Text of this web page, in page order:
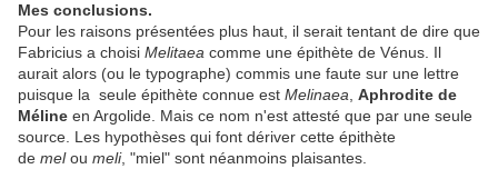
Mes conclusions.
Pour les raisons présentées plus haut, il serait tentant de dire que
Fabricius a choisi Melitaea comme une épithète de Vénus. Il
aurait alors (ou le typographe) commis une faute sur une lettre
puisque la seule épithète connue est Melinaea Aphrodite de
Méline en Argolide. Mais ce nom n'est attesté que par une seule
source. Les hypothèses qui font dériver cette épithète
de melou meli, "miel" sont néanmoins plaisantes.